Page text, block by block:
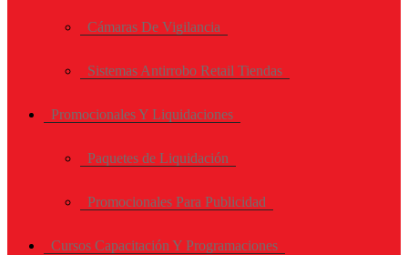
Cámaras De Vigilancia
Sistemas Antirrobo Retail Tiendas
Promocionales Y Liquidaciones
Paquetes de Liquidación
Promocionales Para Publicidad
Cursos Capacitación Y Programaciones